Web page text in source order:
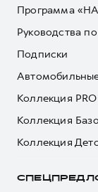
Программа
Руководства
Подписки
Коллекция PRO
Коллекция
Коллекция